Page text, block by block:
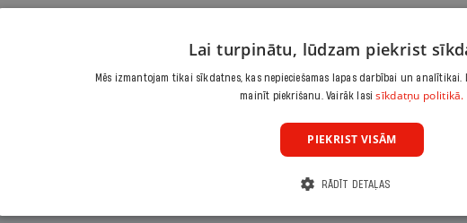
Lai turpinātu, lūdzam piekrist
Mēs izmantojam tikai sīkdatnes, kas nepieciešamas lapas darbībai un analītikai.
mainīt piekrišanu. Vairāk lasisīkdatņu politikā.
PIEKRIST VISĀM
RĀDĪT DETAĻAS